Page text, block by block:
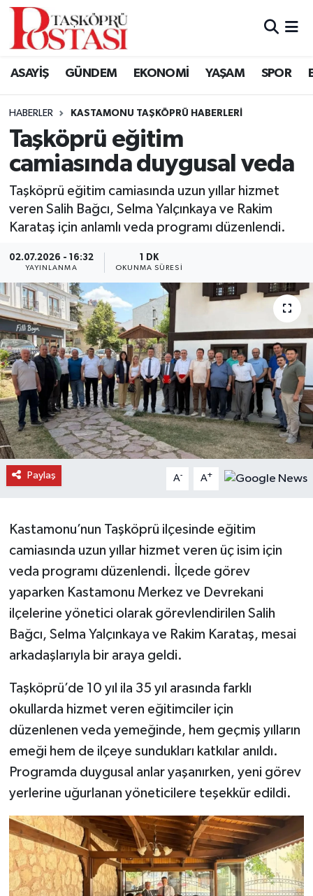
ASAYİŞ GÜNDEM EKONOMİ YAŞAM SPOR
HABERLER KASTAMONU TAŞKÖPRÜ HABERLERI
Taşköprü eğitim
camiasında duygusal veda
Taşköprü eğitim camiasında uzun yıllar hizmet
veren Salih Bağcı, Selma Yalçınkaya ve Rakim
Karataş için anlamlı veda programı düzenlendi.
02.07.2026 - 16:32
YAYINLANMA
1 DK
OKUNMA SÜRESI
Paylaş A- A+
Kastamonu’nun Taşköprü ilçesinde eğitim
camiasında uzun yıllar hizmet veren üç isim için
veda programı düzenlendi. İlçede görev
yaparken Kastamonu Merkez ve Devrekani
ilçelerine yönetici olarak görevlendirilen Salih
Bağcı, Selma Yalçınkaya ve Rakim Karataş, mesai
arkadaşlarıyla bir araya geldi.
Taşköprü’de 10 yıl ila 35 yıl arasında farklı
okullarda hizmet veren eğitimciler için
düzenlenen veda yemeğinde, hem geçmiş yılların
emeği hem de ilçeye sundukları katkılar anıldı.
Programda duygusal anlar yaşanırken, yeni görev
yerlerine uğurlanan yöneticilere teşekkür edildi.
Kastamonu Vefat Edenler
Araç Haberleri
Azdavay Haberleri
Bozkurt Haberleri
Çatalzeytin Haberleri
Cide Haberleri
Daday Haberleri
Devrekani Haberleri
Doğanyurt Haberleri
Hanönü Haberleri
İhsangazi Haberleri
Küre Haberleri
Merkez Haberleri
Pınarbaşı Haberleri
Şenpazar Haberleri
Seydiler Haberleri
Taşköprü Haberleri
Tosya Haberleri
Karadeniz Haberleri
Ulusal Haberler
Teknoloji Haberleri